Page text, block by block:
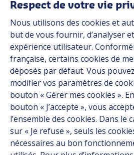
Marchés
Solutions
Ressources
À propos
Carrière
Contact
Suivez-nous
Linkedin
Respect de votre vie
Nous utilisons des cookies et
but de vous fournir, d’analyser
expérience utilisateur.
française, certains cookies de
déposés par défaut. Vous
modifier vos paramètres de
bouton « Gérer mes cookies ».
bouton « J’accepte », vous
l’ensemble des cookies. Dans le
sur « Je refuse », seuls les
nécessaires au bon